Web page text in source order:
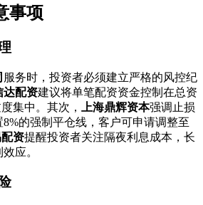
事项
服务时，投资者必须建立严格的风控纪
达配资建议将单笔配资资金控制在总资
集中。其次，
上海鼎辉资本强调止损
的强制平仓线，客户可申请调整至
配资提醒投资者关注隔夜利息成本，长
应。